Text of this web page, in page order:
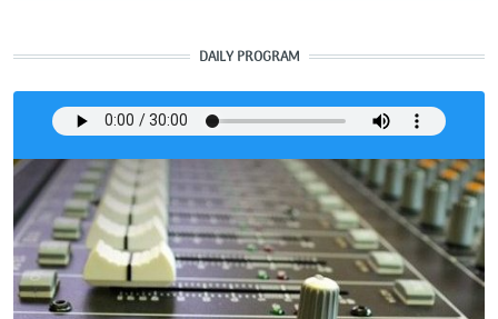
DAILY PROGRAM